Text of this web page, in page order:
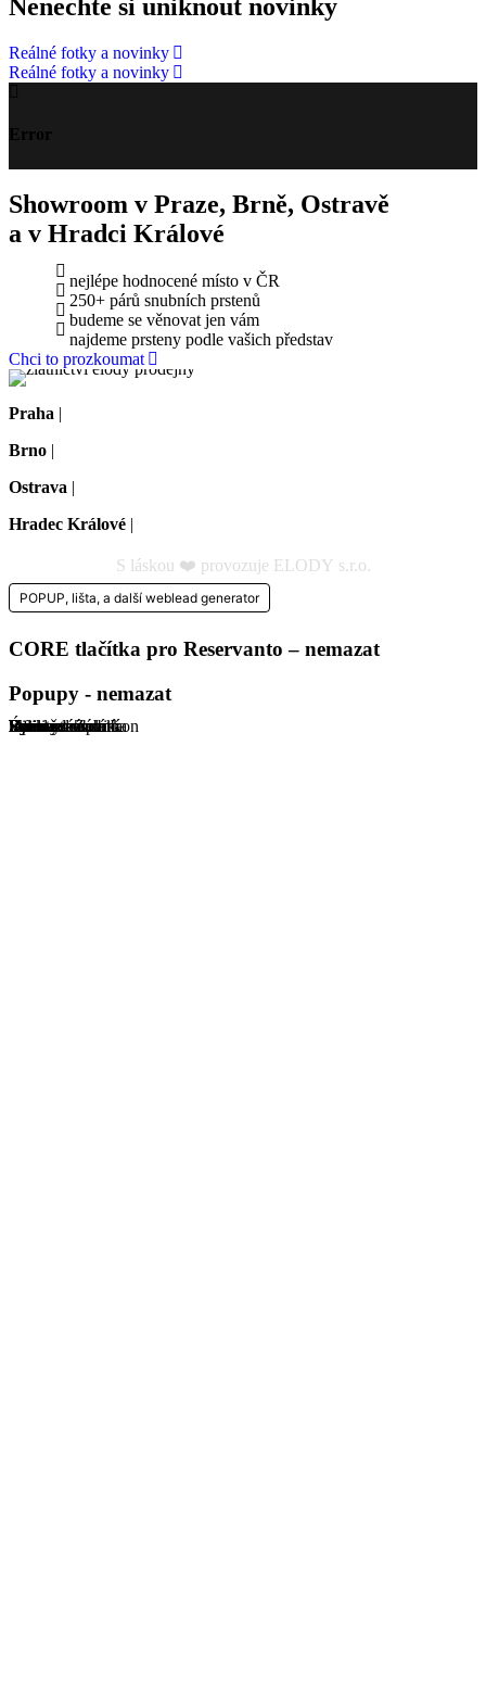
Nenechte si uniknout novinky
Reálné fotky a novinky
Reálné fotky a novinky
Error
Showroom v Praze, Brně, Ostravě
a v Hradci Králové
nejlépe hodnocené místo v ČR
250+ párů snubních prstenů
budeme se věnovat jen vám
najdeme prsteny podle vašich představ
Chci to prozkoumat
Praha |
Brno |
Ostrava |
Hradec Králové |
S láskou ❤️ provozuje ELODY s.r.o.
POPUP, lišta, a další weblead generator
CORE tlačítka pro Reservanto – nemazat
Popupy - nemazat
Rozložená platba
Showroom
Úpravy
Diamant vs. zirkon
Standard Záruka
Velikost-snubní
Infinity
Barva zlata
Rytina-snubní
Rytina-zásnubní